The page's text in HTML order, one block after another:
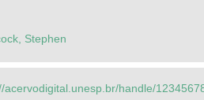
Stephen
acervodigital.unesp.br/handle/